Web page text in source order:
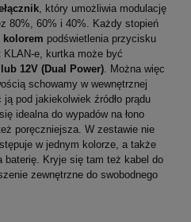
, który umożliwia modulację
80%, 60% i 40%. Każdy stopień
kolorem podświetlenia przycisku
e, kurtka może być
12V (Dual Power) . Można więc
schowamy w wewnętrznej
pod jakiekolwiek źródło prądu
idealna do wypadów na łono
poręczniejsza. W zestawie nie
w jednym kolorze, a także
baterię. Kryje się tam też kabel do
zewnętrzne do swobodnego